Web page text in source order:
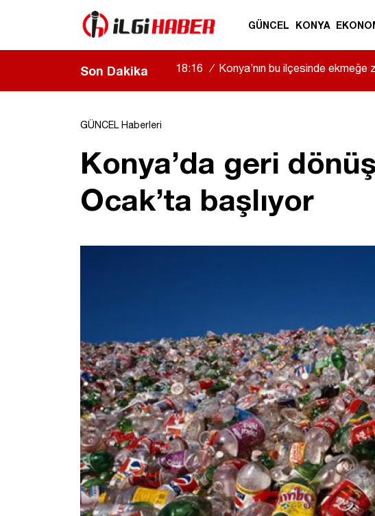
GÜNCEL KONYA
Son Dakika 18:16 / Konya’nın bu ilçesinde ekmeğe
GÜNCEL Haberleri
Konya’da geri
Ocak’ta başlıyor